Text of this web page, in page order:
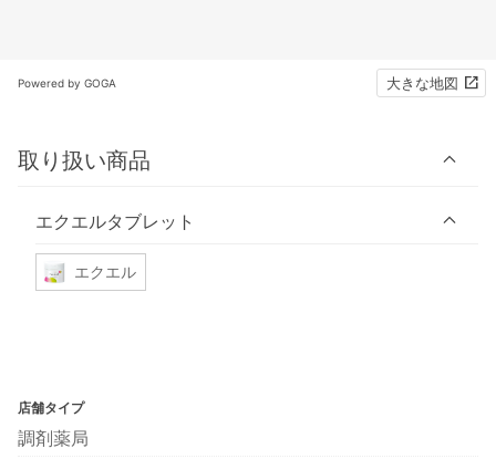
Powered by GOGA 大きな地図
取り扱い商品
エクエルタブレット
エクエル
店舗タイプ
調剤薬局